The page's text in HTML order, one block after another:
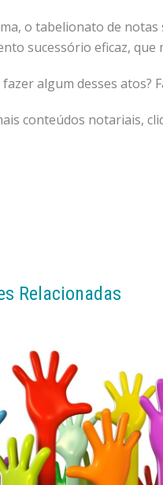
o tabelionato de
sucessório eficaz,
fazer algum desses atos?
conteúdos notariais,
Relacionadas